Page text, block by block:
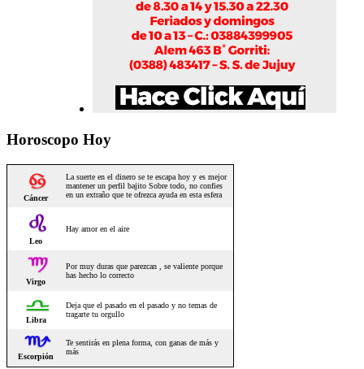
Horoscopo Hoy